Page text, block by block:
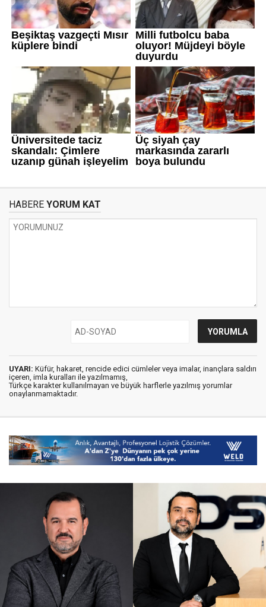
HABERE YORUM KAT
UYARI: Küfür, hakaret, rencide edici cümleler veya imalar, inançlara saldırı
içeren, imla kuralları ile yazılmamış,
Türkçe karakter kullanılmayan ve büyük harflerle yazılmış yorumlar
onaylanmamaktadır.